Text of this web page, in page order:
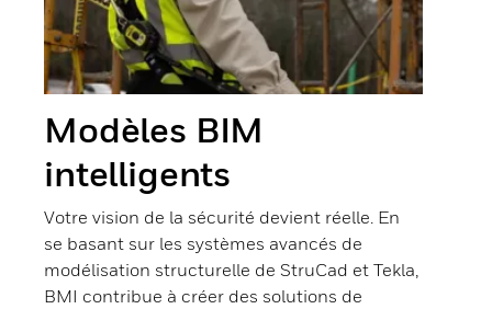
Modèles BIM
intelligents
Votre vision de la sécurité devient réelle. En
se basant sur les systèmes avancés de
modélisation structurelle de StruCad et Tekla,
BMI contribue à créer des solutions de